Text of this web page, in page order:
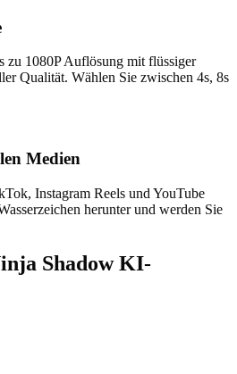
zu 1080P Auflösung mit flüssiger
Qualität. Wählen Sie zwischen 4s, 8s
Medien
Instagram Reels und YouTube
herunter und werden Sie
Shadow KI-